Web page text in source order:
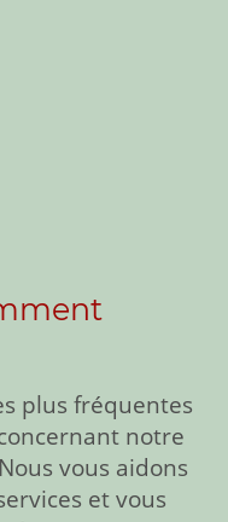
plus fréquentes
notre
vous aidons
et vous